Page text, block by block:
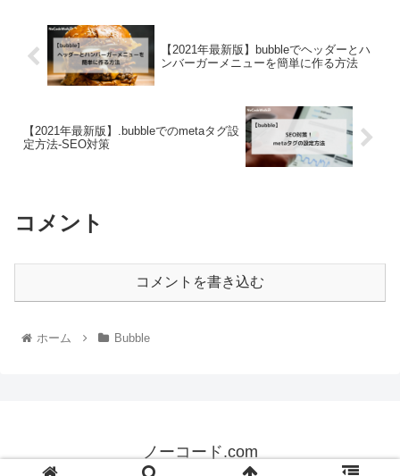
【2021年最新版】bubbleでヘッダーとハ
ンバーガーメニューを簡単に作る方法
【2021年最新版】.bubbleでのmetaタグ設
定方法-SEO対策
コメント
コメントを書き込む
ホーム Bubble
ノーコード.com